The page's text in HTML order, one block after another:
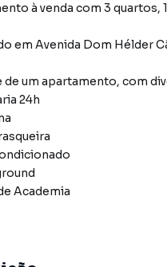
à venda com 3 quartos,
em Avenida Dom Hélder
de um apartamento, com
24h
Academia